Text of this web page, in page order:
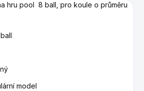
hru pool 8 ball, pro koule o průměru
model